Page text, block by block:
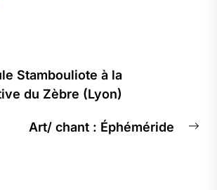
Stambouliote à la
du Zèbre (Lyon)
Art/ chant : Éphéméride